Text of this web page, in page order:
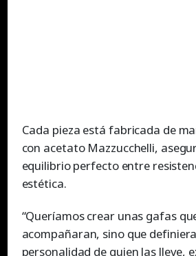
Cada pieza está fabricada de
con acetato Mazzucchelli,
equilibrio perfecto entre
estética.
“Queríamos crear unas gafas
acompañaran, sino que
personalidad de quien las lleve,